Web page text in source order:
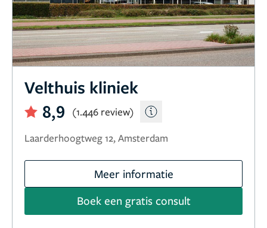
Velthuis kliniek
8,9
(1.446 review)
Laarderhoogtweg 12, Amsterdam
Meer informatie
Boek een gratis consult